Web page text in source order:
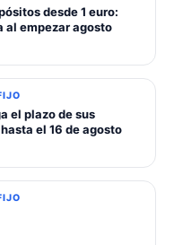
desde 1 euro:
al empezar agosto
el plazo de sus
el 16 de agosto